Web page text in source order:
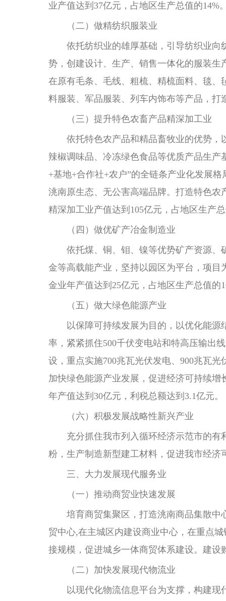
业产值达到37亿元，占地区生产总值的14%
（二）做精纺织服装业
依托纺织业的雄厚基础，引导纺织业向
势，创建设计、生产、销售一体化的服装
在原有毛条、毛线、粗梳、精梳面料、毯
料服装、军品服装、列车内饰布等产品，打
（三）提升特色农畜产品精深加工业
依托特色农产品和精品畜牧业的优势，
辣椒调味品、冷冻绿色食品等优质产品生
+基地+合作社+农户”的全链条产业化发展
洮南原生态、无公害高端品牌。打造特色
精深加工业产值达到105亿元，占地区生产
（四）做优矿产冶金制造业
依托煤、铜、钼、镍等优势矿产资源、
金等高载能产业，坚持以园区为平台，项
金业年产值达到25亿元，占地区生产总值的
（五）做大绿色能源产业
以保障可持续发展为目的，以优化能源
率，紧紧抓住500千伏变电站和特高压输出
设，重点实施700兆瓦光伏发电、900兆瓦
加快绿色能源产业发展，促进经济可持续
年产值达到30亿元，利税总额达到3.1亿元。
（六）积极发展战略性新兴产业
充分抓住我市列入循环经济示范市的有
粉，生产制造新型建工材料，促进我市经济
三、大力发展现代服务业
（一）推动商贸业快速发展
培育商贸集聚区，打造洮南商品集散中
贸中心,在主城区内建设商业中心，在重点
接规模，促进城乡一体商贸体系建设。建
（二）加快发展现代物流业
以现代化物流信息平台为支撑，构建现